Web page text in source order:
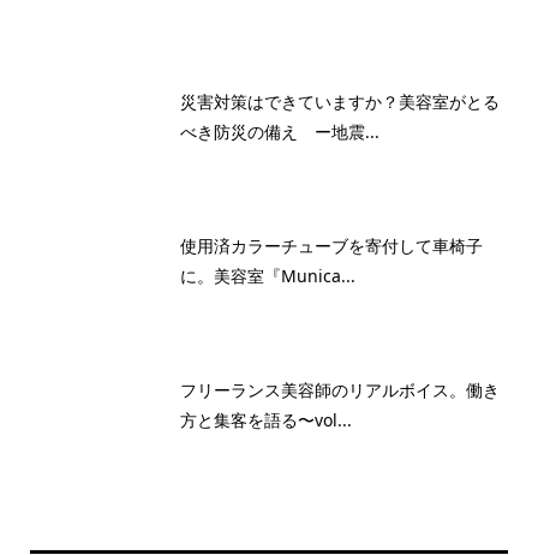
災害対策はできていますか？美容室がとる
べき防災の備え ー地震...
使用済カラーチューブを寄付して車椅子
に。美容室『Munica...
フリーランス美容師のリアルボイス。働き
方と集客を語る〜vol...